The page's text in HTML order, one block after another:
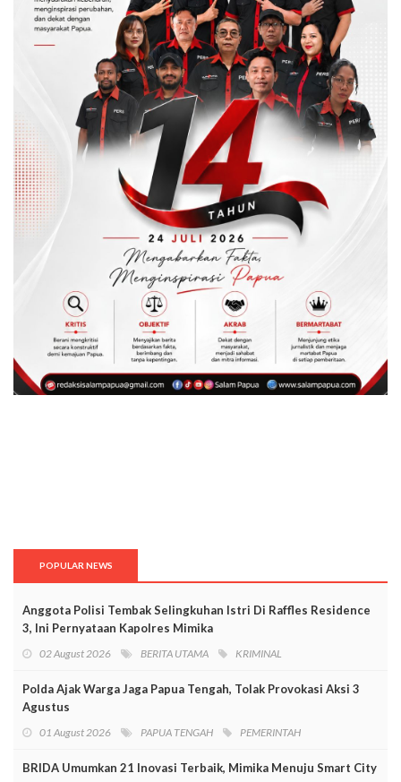
POPULAR NEWS
Anggota Polisi Tembak Selingkuhan Istri Di Raffles Residence
3, Ini Pernyataan Kapolres Mimika
02 August 2026 BERITA UTAMA KRIMINAL
Polda Ajak Warga Jaga Papua Tengah, Tolak Provokasi Aksi 3
Agustus
01 August 2026 PAPUA TENGAH PEMERINTAH
BRIDA Umumkan 21 Inovasi Terbaik, Mimika Menuju Smart City